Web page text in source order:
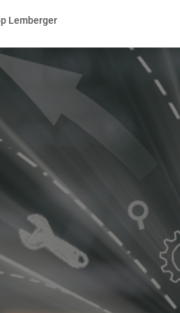
Lemberger